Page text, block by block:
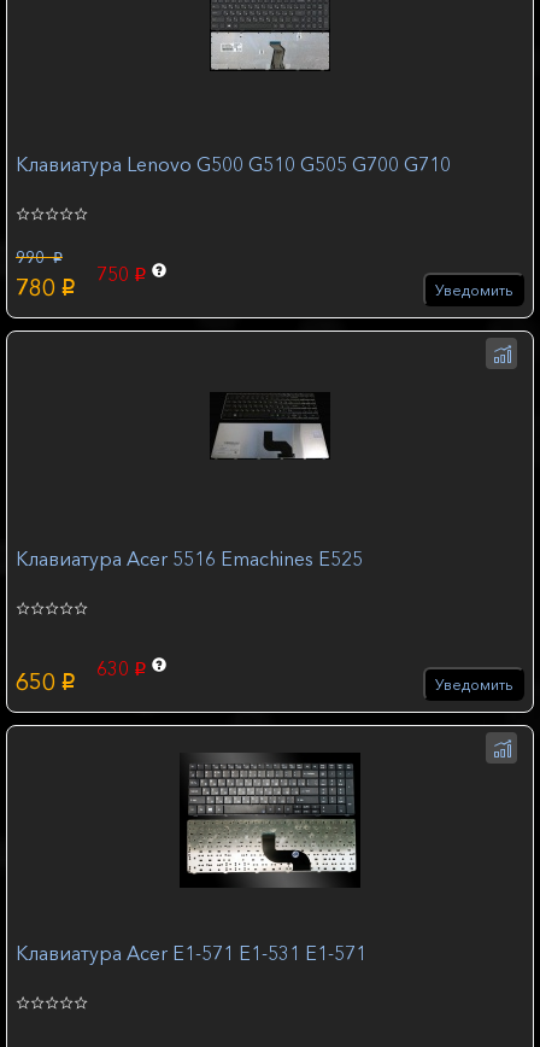
Клавиатура Lenovo G500 G510 G505 G700 G710
990 p
780 p
750 p
Уведомить
Клавиатура Acer 5516 Emachines E525
650 p
630 p
Уведомить
Клавиатура Acer E1-571 E1-531 E1-571